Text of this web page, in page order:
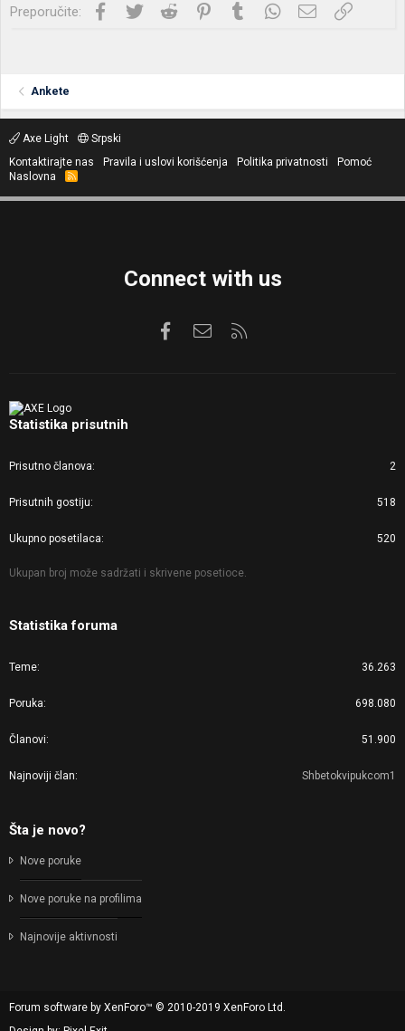
Preporučite: Facebook
Twitter Reddit PinterestTumblrWhatsApp
Imejl Link
Ankete
Axe Light
Srpski
Kontaktirajte nas
Pravila i uslovi korišćenja Politika privatnosti
Pomoć
Naslovna
R
S
Connect with us
FacebookKontaktirajte nas
Statistika prisutnih
Prisutno članova 2
Prisutnih gostiju 518
Ukupno posetilaca 520
Ukupan broj može sadržati i skrivene posetioce.
Statistika foruma
Teme 36.263
Poruka 698.080
Članovi 51.900
Najnoviji član Shbetokvipukcom1
Šta je novo?
Nove poruke
Nove poruke na profilima
Najnovije aktivnosti
Forum software by XenForo™ © 2010-2019 XenForo Ltd.